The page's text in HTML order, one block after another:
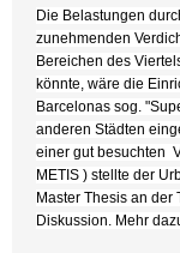
Die Belastungen
zunehmenden
Bereichen des
könnte, wäre die
Barcelonas sog.
anderen Städten
einer gut besuchten
METIS ) stellte der
Master Thesis an
Diskussion. Mehr